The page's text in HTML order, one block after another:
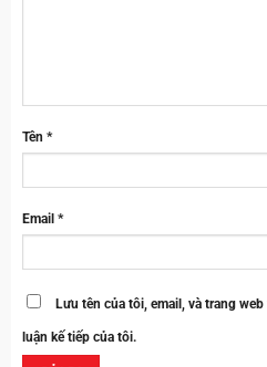
Tên *
Email *
Lưu tên của tôi, email, và trang
luận kế tiếp của tôi.